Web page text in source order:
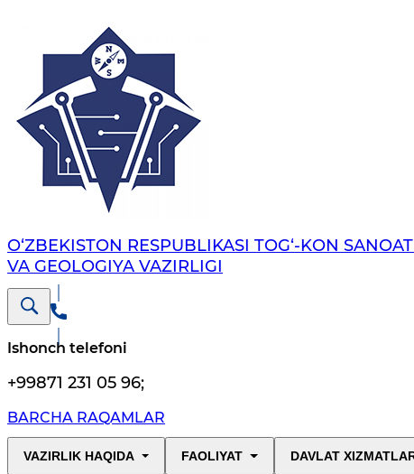
O‘ZBEKISTON RESPUBLIKASI TOG‘-KON
VA GEOLOGIYA VAZIRLIGI
Ishonch telefoni
+99871 231 05 96;
BARCHA RAQAMLAR
VAZIRLIK HAQIDA FAOLIYAT DAVLAT